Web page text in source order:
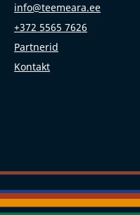
info@teemeara.ee
+372 5565 7626
Partnerid
Kontakt